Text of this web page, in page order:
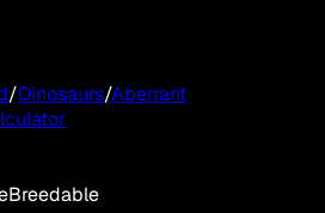
/Dinosaurs/Aberrant
Breedable